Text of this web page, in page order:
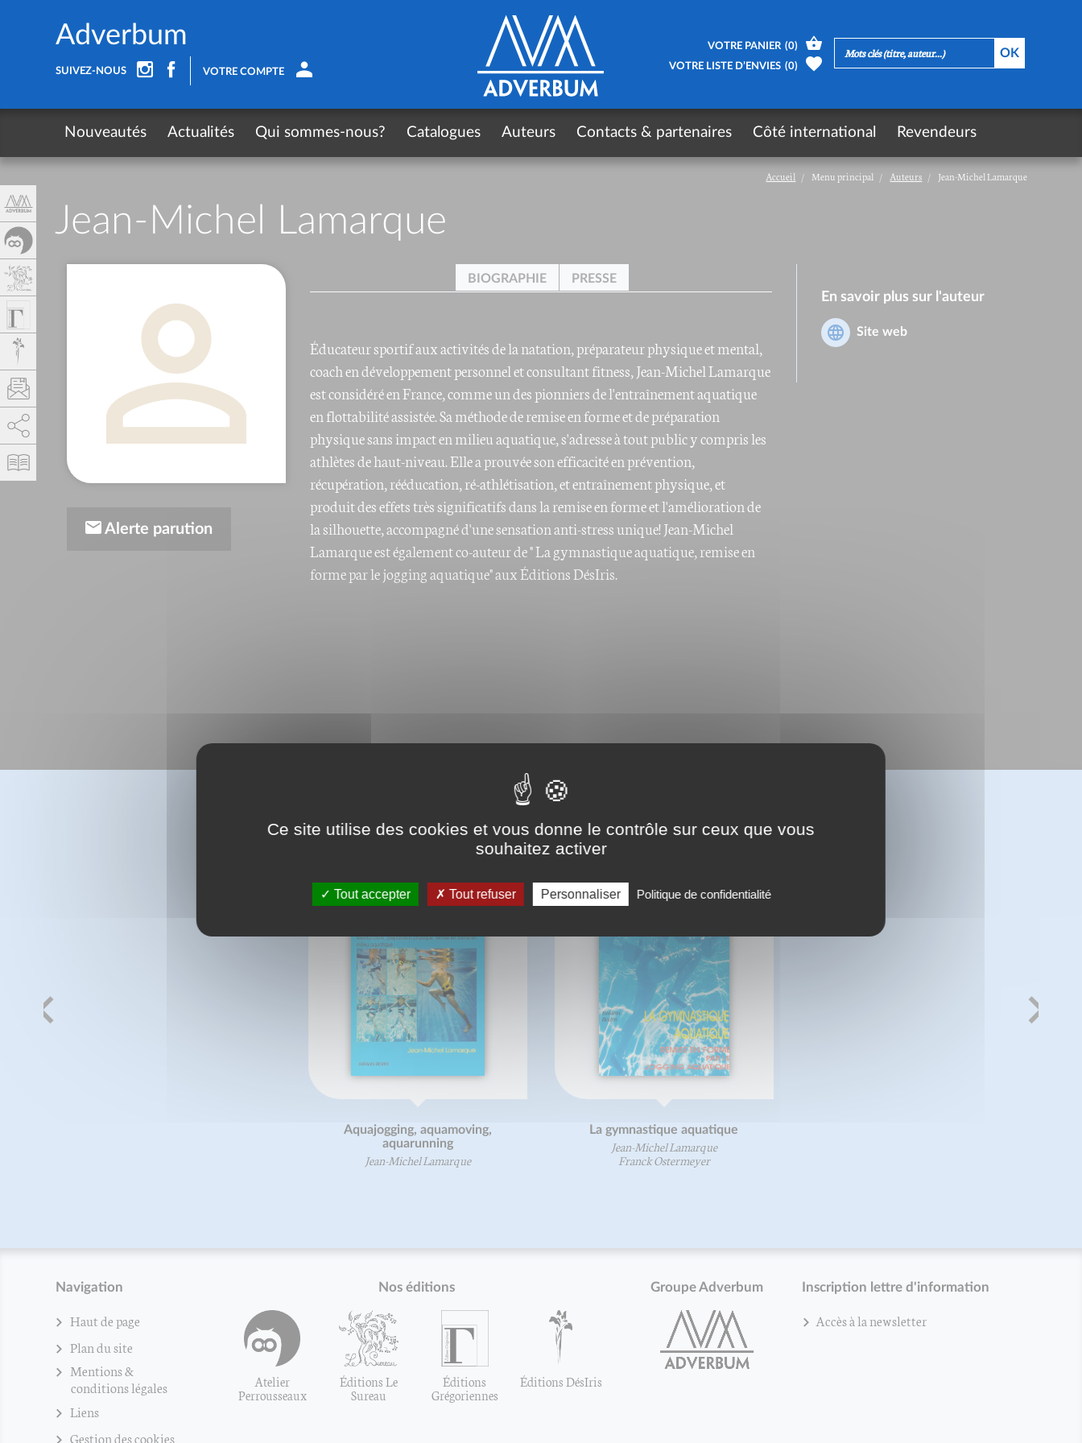
Accueil Menu principal Auteurs Jean-Michel Lamarque
Jean-Michel Lamarque
Alerte parution
BIOGRAPHIE PRESSE
Éducateur sportif aux activités de la natation, préparateur physique et mental,
coach en développement personnel et consultant fitness, Jean-Michel Lamarque
est considéré en France, comme un des pionniers de l'entraînement aquatique
en flottabilité assistée. Sa méthode de remise en forme et de préparation
physique sans impact en milieu aquatique, s'adresse à tout public y compris les
athlètes de haut-niveau. Elle a prouvée son efficacité en prévention,
récupération, rééducation, ré-athlétisation, et entraînement physique, et
produit des effets très significatifs dans la remise en forme et l'amélioration de
la silhouette, accompagné d'une sensation anti-stress unique! Jean-Michel
Lamarque est également co-auteur de " La gymnastique aquatique, remise en
forme par le jogging aquatique" aux Éditions DésIris.
En savoir plus sur l'auteur
Site web
BIBLIOGRAPHIE
Aquajogging, aquamoving,
aquarunning
Jean-Michel Lamarque
La gymnastique aquatique
Jean-Michel Lamarque
Franck Ostermeyer
Navigation
Haut de page
Plan du site
Mentions &
conditions légales
Liens
Gestion des cookies
Nos éditions
Atelier
Perrousseaux
Éditions Le
Sureau
Éditions
Grégoriennes
Éditions DésIris
Groupe Adverbum Inscription lettre d'information
Accès à la newsletter
Adverbum
SUIVEZ-NOUS VOTRE COMPTE
VOTRE PANIER (0)
VOTRE LISTE D’ENVIES (0)
Nouveautés Actualités Qui sommes-nous? Catalogues Auteurs Contacts & partenaires Côté international Revendeurs
Ce site utilise des cookies et vous donne le contrôle sur ceux que vous
souhaitez activer
Tout accepter Tout refuser Personnaliser Politique de confidentialité